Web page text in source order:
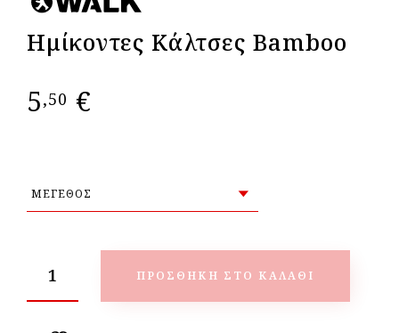
Ημίκοντες Kάλτσες Bamboo
5,50 €
ΠΡΟΣΘΉΚΗ ΣΤΟ ΚΑΛΆΘΙ